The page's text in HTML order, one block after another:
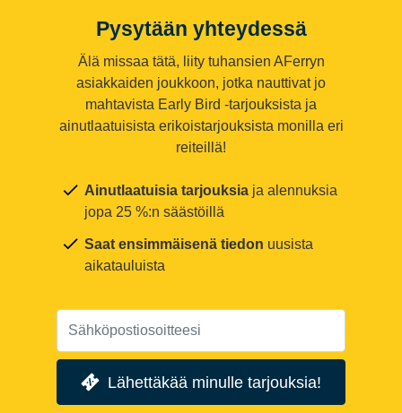
Pysytään yhteydessä
Älä missaa tätä, liity tuhansien AFerryn
asiakkaiden joukkoon, jotka nauttivat jo
mahtavista Early Bird -tarjouksista ja
ainutlaatuisista erikoistarjouksista monilla eri
reiteillä!
Ainutlaatuisia tarjouksia ja alennuksia
jopa 25 %:n säästöillä
Saat ensimmäisenä tiedon uusista
aikatauluista
Lähettäkää minulle tarjouksia!